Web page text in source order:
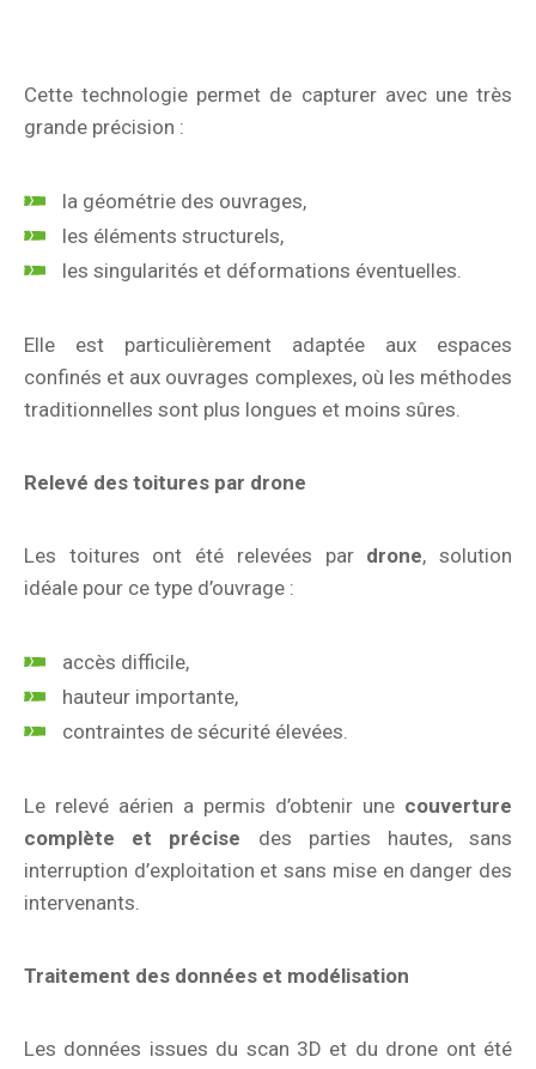
Cette technologie permet de capturer avec une très
grande précision :
la géométrie des ouvrages,
les éléments structurels,
les singularités et déformations éventuelles.
Elle est particulièrement adaptée aux espaces
confinés et aux ouvrages complexes, où les méthodes
traditionnelles sont plus longues et moins sûres.
Relevé des toitures par drone
Les toitures ont été relevées par drone, solution
idéale pour ce type d’ouvrage :
accès difficile,
hauteur importante,
contraintes de sécurité élevées.
Le relevé aérien a permis d’obtenir une couverture
complète et précise des parties hautes, sans
interruption d’exploitation et sans mise en danger des
intervenants.
Traitement des données et modélisation
Les données issues du scan 3D et du drone ont été